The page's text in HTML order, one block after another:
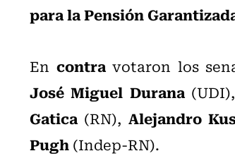
para la Pensión
En contravotaron los
José Miguel Durana (UDI),
Gatica (RN), Alejandro
Pugh(Indep-RN).